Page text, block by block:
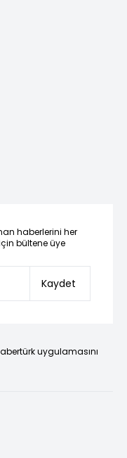
haberlerini her
bültene üye
Kaydet
uygulamasını